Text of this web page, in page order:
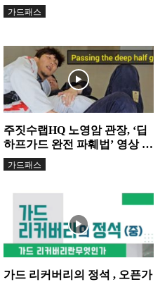
가드패스
주짓수랩HQ 노영암 관장, ‘딥
하프가드 완전 파훼법’ 영상 공
개가드패스
가드 리커버리의 정석 , 오픈가